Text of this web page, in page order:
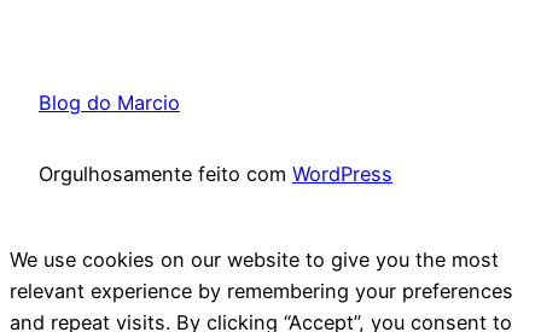
Blog do Marcio
Orgulhosamente feito com WordPress
We use cookies on our website to give you the most
relevant experience by remembering your preferences
and repeat visits. By clicking “Accept”, you consent to